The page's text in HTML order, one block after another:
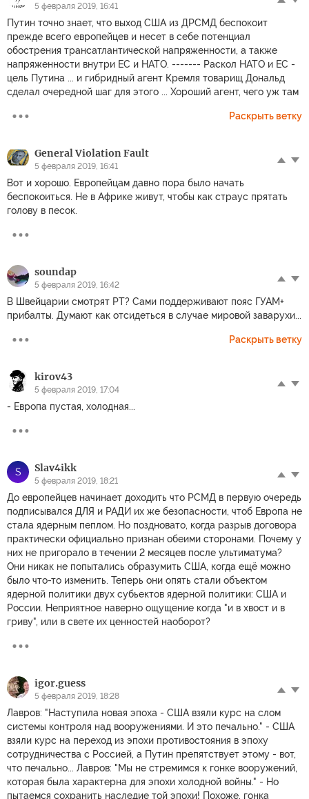
5 февраля 2019, 16:41
Путин точно знает, что выход США из ДРСМД беспокоит
прежде всего европейцев и несет в себе потенциал
обострения трансатлантической напряженности, а также
напряженности внутри ЕС и НАТО. ------- Раскол НАТО и ЕС -
цель Путина ... и гибридный агент Кремля товарищ Дональд
сделал очередной шаг для этого ... Хороший агент, чего уж там
Раскрыть ветку
General Violation Fault
5 февраля 2019, 16:41
Вот и хорошо. Европейцам давно пора было начать
беспокоиться. Не в Африке живут, чтобы как страус прятать
голову в песок.
soundap
5 февраля 2019, 16:42
В Швейцарии смотрят РТ? Сами поддерживают пояс ГУАМ+
прибалты. Думают как отсидеться в случае мировой заварухи...
Раскрыть ветку
kirov43
5 февраля 2019, 17:04
- Европа пустая, холодная...
S Slav4ikk
5 февраля 2019, 18:21
До европейцев начинает доходить что РСМД в первую очередь
подписывался ДЛЯ и РАДИ их же безопасности, чтоб Европа не
стала ядерным пеплом. Но поздновато, когда разрыв договора
практически официально признан обеими сторонами. Почему у
них не пригорало в течении 2 месяцев после ультиматума?
Они никак не попытались образумить США, когда ещё можно
было что-то изменить. Теперь они опять стали объектом
ядерной политики двух субьектов ядерной политики: США и
России. Неприятное наверно ощущение когда "и в хвост и в
гриву", или в свете их ценностей наоборот?
igor.guess
5 февраля 2019, 18:28
Лавров: "Наступила новая эпоха - США взяли курс на слом
системы контроля над вооружениями. И это печально." - США
взяли курс на переход из эпохи противостояния в эпоху
сотрудничества с Россией, а Путин препятствует этому - вот,
что печально... Лавров: "Мы не стремимся к гонке вооружений,
которая была характерна для эпохи холодной войны." - Но
пытаемся сохранить наследие той эпохи! Похоже, гонка